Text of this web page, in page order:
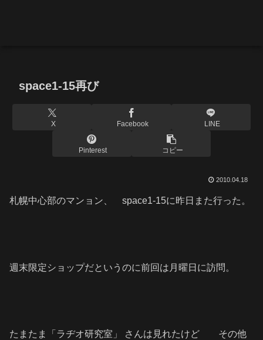
space1-15再び
X Facebook LINE
Pinterest コピー
2010.04.18
札幌中心部のマンョン、 space1-15に昨日また行った。
週末限定ショップだというのに前回は月曜日に訪問。
たまたま「ラヂオ研究室」 さんは見れたけど その他